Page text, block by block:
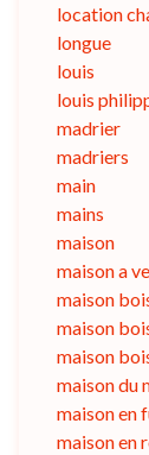
location
longue
louis
louis
madrier
madriers
main
mains
maison
maison a
maison
maison
maison
maison du
maison en
maison en